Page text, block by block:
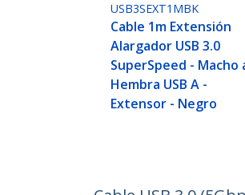
USB3SEXT1MBK
Cable 1m Extensión
Alargador USB 3.0
SuperSpeed - Macho
Hembra USB A -
Extensor - Negro